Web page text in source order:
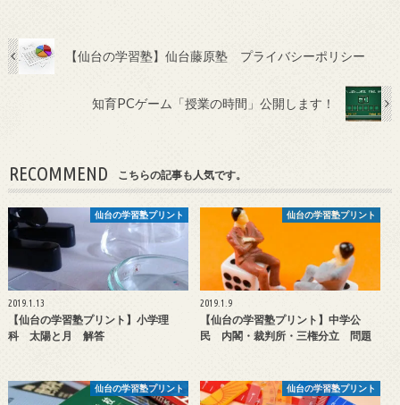
【仙台の学習塾】仙台藤原塾 プライバシーポリシー
知育PCゲーム「授業の時間」公開します！
RECOMMEND こちらの記事も人気です。
仙台の学習塾プリント
2019.1.13
【仙台の学習塾プリント】小学理
科 太陽と月 解答
仙台の学習塾プリント
2019.1.9
【仙台の学習塾プリント】中学公
民 内閣・裁判所・三権分立 問題
仙台の学習塾プリント 仙台の学習塾プリント